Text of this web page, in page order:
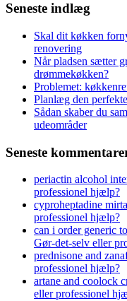
Seneste indlæg
Skal dit køkken
renovering
Når pladsen sætter
drømmekøkken?
Problemet:
Planlæg den
Sådan skaber du
udeområder
Seneste
periactin alcohol
professionel hjælp?
cyproheptadine
professionel hjælp?
can i order generic
Gør-det-selv eller
prednisone and
professionel hjælp?
artane and coolock
eller professionel